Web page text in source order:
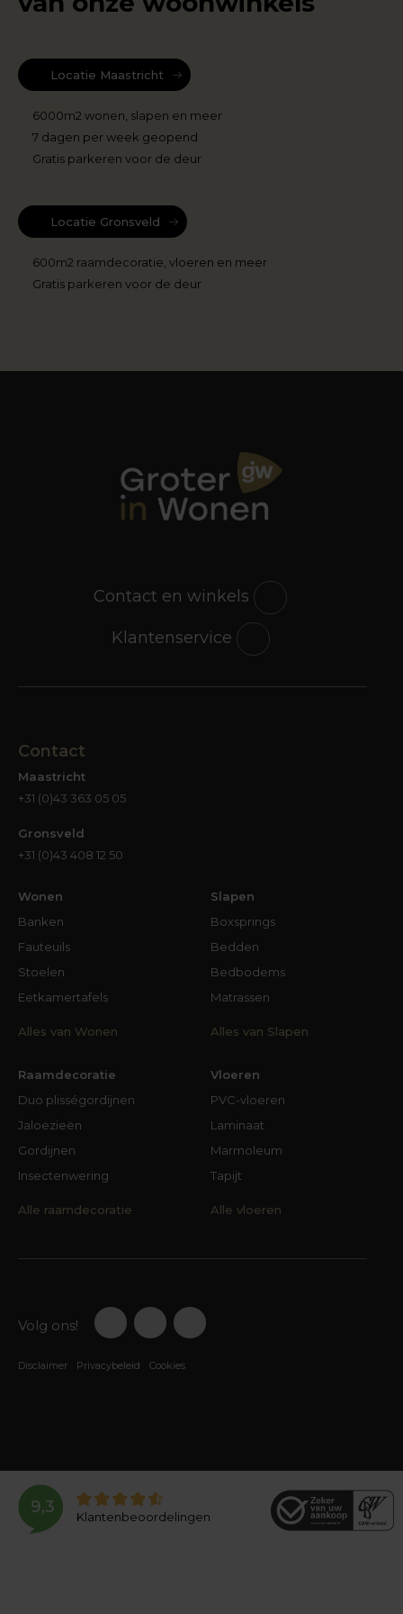
Locatie Maastricht
6000m2 wonen, slapen en meer
7 dagen per week geopend
Gratis parkeren voor de deur
Locatie Gronsveld
600m2 raamdecoratie, vloeren en meer
Gratis parkeren voor de deur
Contact en winkels
Klantenservice
Contact
Maastricht
+31 (0)43 363 05 05
Gronsveld
+31 (0)43 408 12 50
Wonen
Banken
Fauteuils
Stoelen
Eetkamertafels
Alles van Wonen
Slapen
Boxsprings
Bedden
Bedbodems
Matrassen
Alles van Slapen
Raamdecoratie
Duo plisségordijnen
Jaloezieën
Gordijnen
Insectenwering
Alle raamdecoratie
Vloeren
PVC-vloeren
Laminaat
Marmoleum
Tapijt
Alle vloeren
Volg ons!
Disclaimer Privacybeleid Cookies
9,3
Klantenbeoordelingen